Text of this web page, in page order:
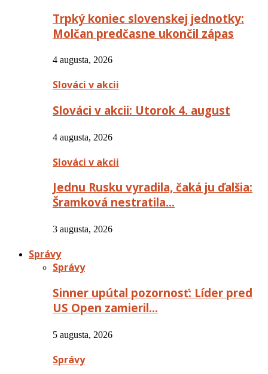
Trpký koniec slovenskej jednotky:
Molčan predčasne ukončil zápas
4 augusta, 2026
Slováci v akcii
Slováci v akcii: Utorok 4. august
4 augusta, 2026
Slováci v akcii
Jednu Rusku vyradila, čaká ju ďalšia:
Šramková nestratila…
3 augusta, 2026
Správy
Správy
Sinner upútal pozornosť: Líder pred
US Open zamieril…
5 augusta, 2026
Správy